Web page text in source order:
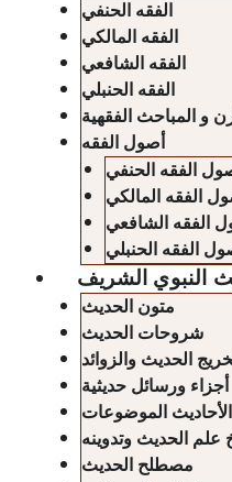
الفقه الحنفي
الفقه المالكي
الفقه الشافعي
الفقه الحنبلي
و المباحث الفقهية
أصول الفقه
الفقه الحنفي
الفقه المالكي
الفقه الشافعي
الفقه الحنبلي
النبوي الشريف
متون الحديث
شروحات الحديث
الحديث والزوائد
أجزاء ورسائل حديثية
الأحاديث الموضوعات
علم الحديث وتدوينه
مصطلح الحديث